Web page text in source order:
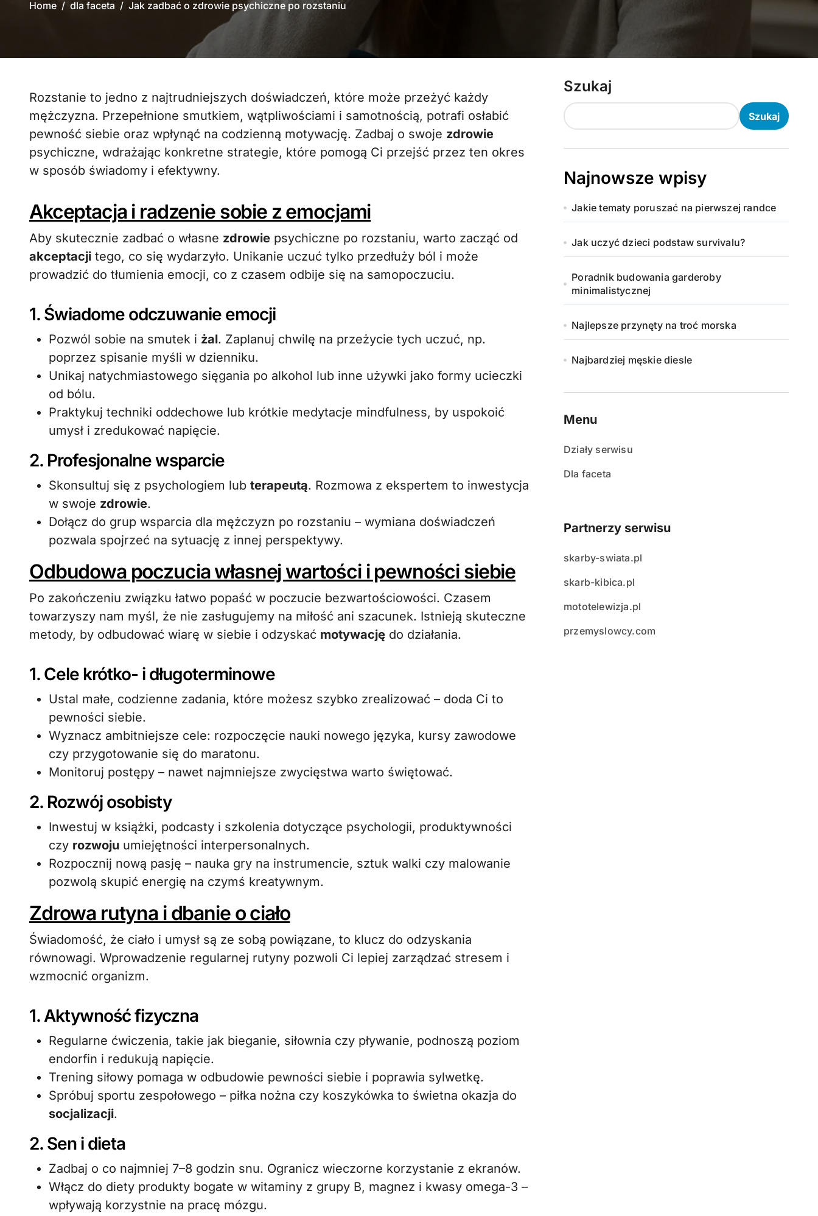
Home dla faceta Jak zadbać o zdrowie psychiczne po rozstaniu
Rozstanie to jedno z najtrudniejszych doświadczeń, które może przeżyć każdy
mężczyzna. Przepełnione smutkiem, wątpliwościami i samotnością, potrafi osłabić
pewność siebie oraz wpłynąć na codzienną motywację. Zadbaj o swoje zdrowie
psychiczne, wdrażając konkretne strategie, które pomogą Ci przejść przez ten okres
w sposób świadomy i efektywny.
Akceptacja i radzenie sobie z emocjami
Aby skutecznie zadbać o własne zdrowie psychiczne po rozstaniu, warto zacząć od
akceptacji tego, co się wydarzyło. Unikanie uczuć tylko przedłuży ból i może
prowadzić do tłumienia emocji, co z czasem odbije się na samopoczuciu.
1. Świadome odczuwanie emocji
Pozwól sobie na smutek i żal. Zaplanuj chwilę na przeżycie tych uczuć, np.
poprzez spisanie myśli w dzienniku.
Unikaj natychmiastowego sięgania po alkohol lub inne używki jako formy ucieczki
od bólu.
Praktykuj techniki oddechowe lub krótkie medytacje mindfulness, by uspokoić
umysł i zredukować napięcie.
2. Profesjonalne wsparcie
Skonsultuj się z psychologiem lub terapeutą. Rozmowa z ekspertem to inwestycja
w swoje zdrowie.
Dołącz do grup wsparcia dla mężczyzn po rozstaniu – wymiana doświadczeń
pozwala spojrzeć na sytuację z innej perspektywy.
Odbudowa poczucia własnej wartości i pewności siebie
Po zakończeniu związku łatwo popaść w poczucie bezwartościowości. Czasem
towarzyszy nam myśl, że nie zasługujemy na miłość ani szacunek. Istnieją skuteczne
metody, by odbudować wiarę w siebie i odzyskać motywację do działania.
1. Cele krótko- i długoterminowe
Ustal małe, codzienne zadania, które możesz szybko zrealizować – doda Ci to
pewności siebie.
Wyznacz ambitniejsze cele: rozpoczęcie nauki nowego języka, kursy zawodowe
czy przygotowanie się do maratonu.
Monitoruj postępy – nawet najmniejsze zwycięstwa warto świętować.
2. Rozwój osobisty
Inwestuj w książki, podcasty i szkolenia dotyczące psychologii, produktywności
czy rozwoju umiejętności interpersonalnych.
Rozpocznij nową pasję – nauka gry na instrumencie, sztuk walki czy malowanie
pozwolą skupić energię na czymś kreatywnym.
Zdrowa rutyna i dbanie o ciało
Świadomość, że ciało i umysł są ze sobą powiązane, to klucz do odzyskania
równowagi. Wprowadzenie regularnej rutyny pozwoli Ci lepiej zarządzać stresem i
wzmocnić organizm.
1. Aktywność fizyczna
Regularne ćwiczenia, takie jak bieganie, siłownia czy pływanie, podnoszą poziom
endorfin i redukują napięcie.
Trening siłowy pomaga w odbudowie pewności siebie i poprawia sylwetkę.
Spróbuj sportu zespołowego – piłka nożna czy koszykówka to świetna okazja do
socjalizacji.
2. Sen i dieta
Zadbaj o co najmniej 7–8 godzin snu. Ogranicz wieczorne korzystanie z ekranów.
Włącz do diety produkty bogate w witaminy z grupy B, magnez i kwasy omega-3 –
wpływają korzystnie na pracę mózgu.
Szukaj
Szukaj
Najnowsze wpisy
Jakie tematy poruszać na pierwszej randce
Jak uczyć dzieci podstaw survivalu?
Poradnik budowania garderoby
minimalistycznej
Najlepsze przynęty na troć morska
Najbardziej męskie diesle
Menu
Działy serwisu
Dla faceta
Partnerzy serwisu
skarby-swiata.pl
skarb-kibica.pl
mototelewizja.pl
przemyslowcy.com